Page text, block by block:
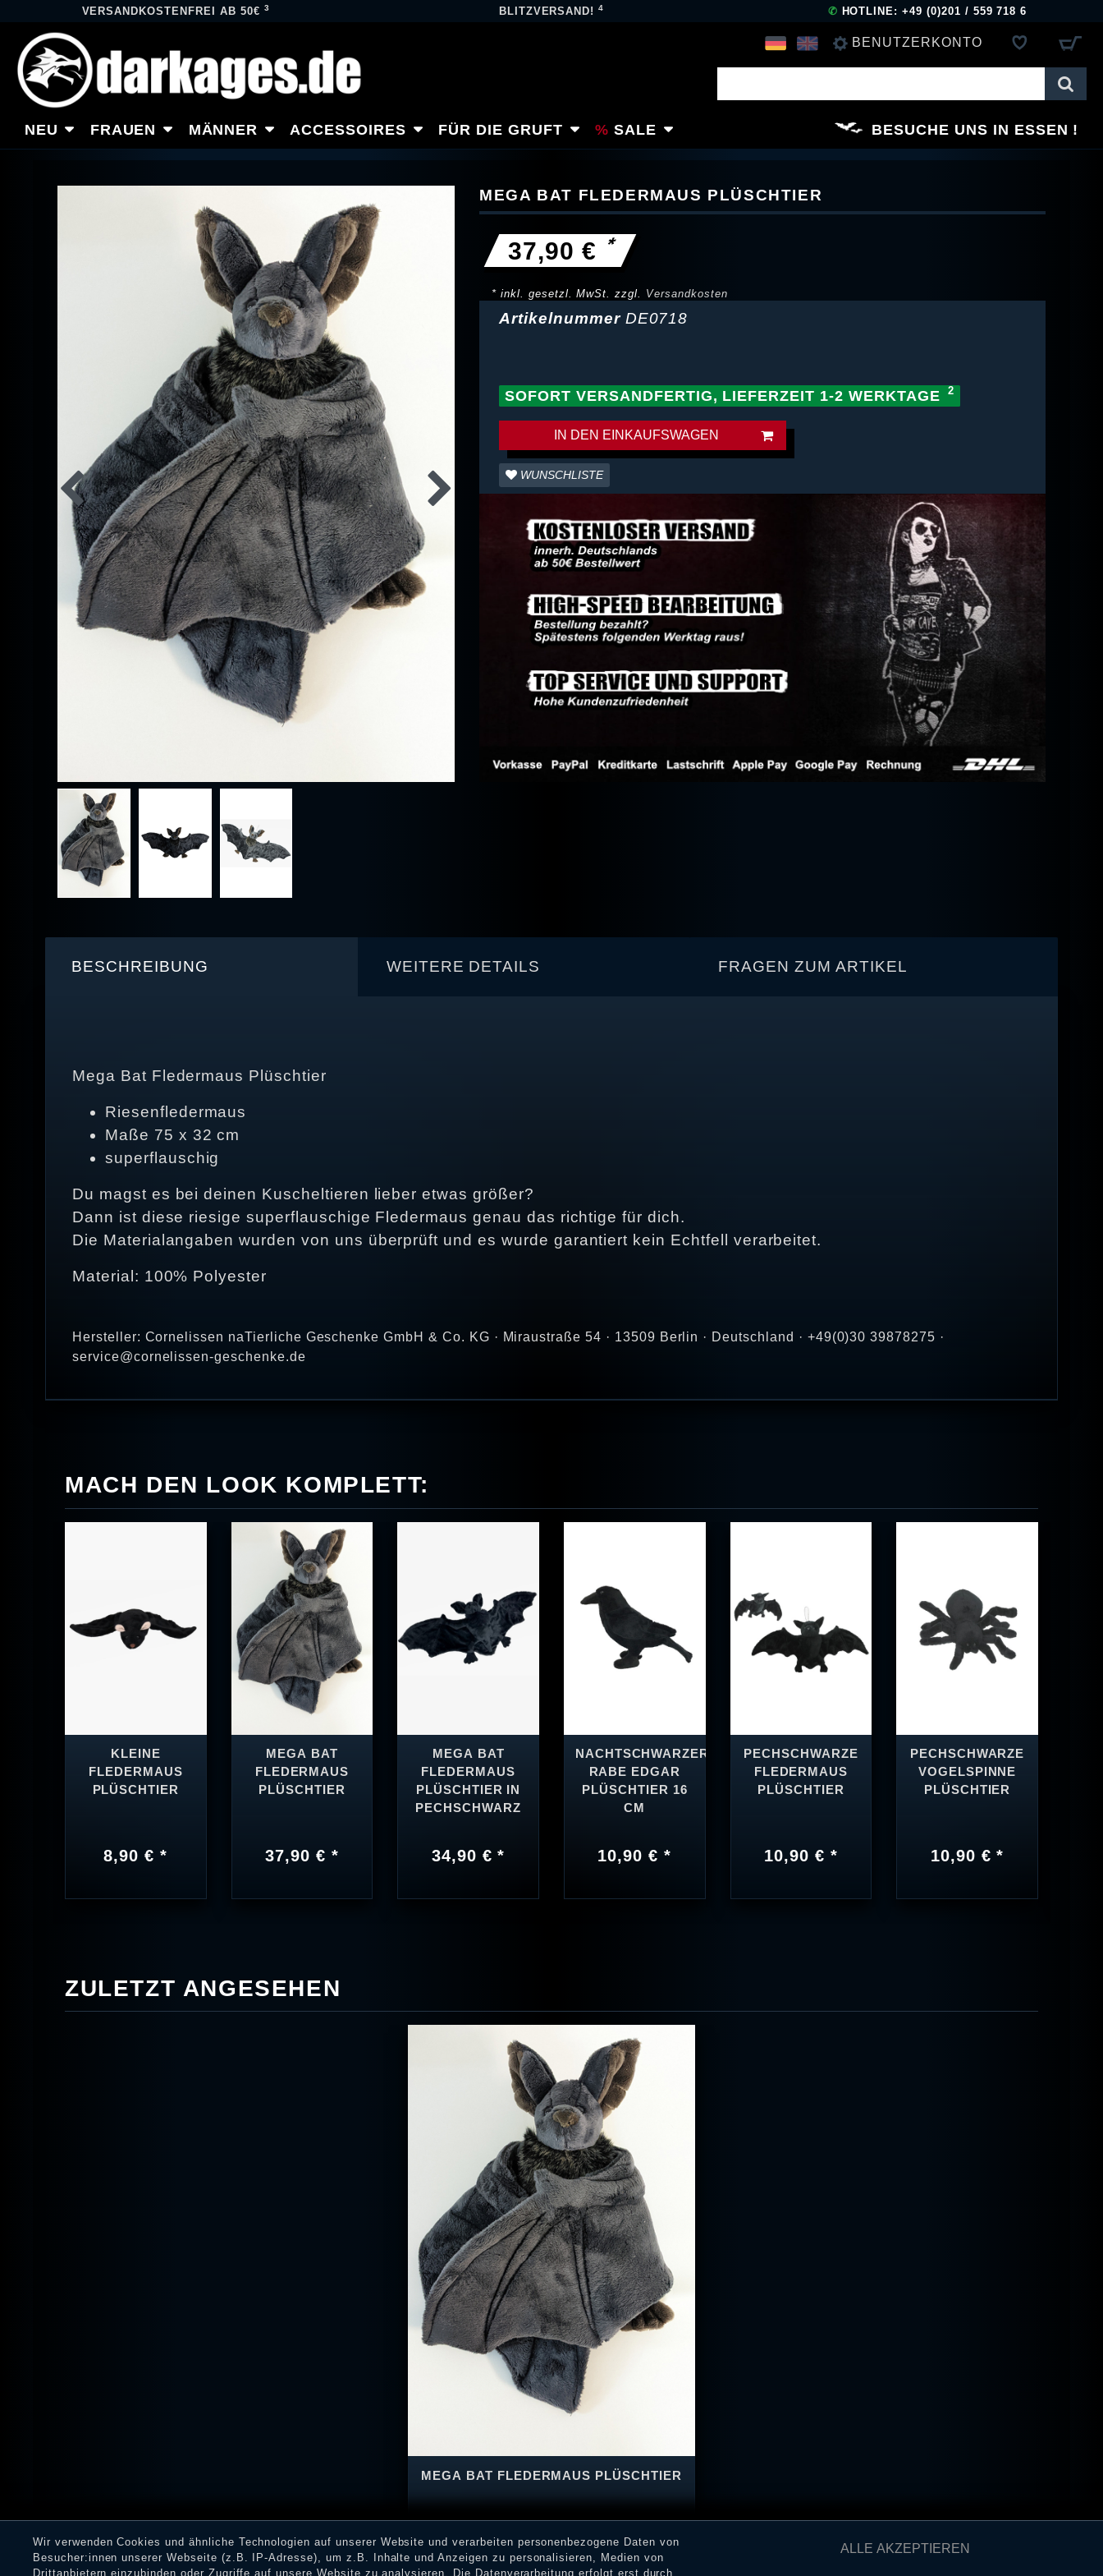
VERSANDKOSTENFREI AB 50€ 3 BLITZVERSAND!4 ✆ HOTLINE: +49 (0)201 / 559 718 6
BENUTZERKONTO
REGISTRIEREN
NEU FRAUEN MÄNNER ACCESSOIRES FÜR DIE GRUFT SALE BESUCHE UNS IN ESSEN
MEGA BAT FLEDERMAUS PLÜSCHTIER
37,90 € *
* inkl. gesetzl. MwSt. zzgl. Versandkosten
Artikelnummer DE0718
SOFORT VERSANDFERTIG, LIEFERZEIT 1-2 WERKTAGE
IN DEN EINKAUFSWAGEN
WUNSCHLISTE
BESCHREIBUNG WEITERE DETAILS FRAGEN ZUM ARTIKEL
Mega Bat Fledermaus Plüschtier
Riesenfledermaus
Maße 75 x 32 cm
superflauschig
Du magst es bei deinen Kuscheltieren lieber etwas größer?
Dann ist diese riesige superflauschige Fledermaus genau das richtige für dich.
Die Materialangaben wurden von uns überprüft und es wurde garantiert kein Echtfell verarbeitet.
Material: 100% Polyester
Hersteller: Cornelissen naTierliche Geschenke GmbH & Co. KG · Miraustraße 54 · 13509 Berlin · Deutschland · +49(0)30 39878275 ·
service@cornelissen-geschenke.de
MACH DEN LOOK KOMPLETT:
KLEINE
FLEDERMAUS
PLÜSCHTIER
8,90 € *
MEGA BAT
FLEDERMAUS
PLÜSCHTIER
37,90 € *
MEGA BAT
FLEDERMAUS
PLÜSCHTIER IN
PECHSCHWARZ
34,90 € *
NACHTSCHWARZER
RABE EDGAR
PLÜSCHTIER 16
CM
10,90 € *
PECHSCHWARZE
FLEDERMAUS
PLÜSCHTIER
10,90 € *
PECHSCHWARZE
VOGELSPINNE
PLÜSCHTIER
10,90 € *
ZULETZT ANGESEHEN
MEGA BAT FLEDERMAUS PLÜSCHTIER
Wir verwenden Cookies und ähnliche Technologien auf unserer Website und verarbeiten personenbezogene Daten von
Besucher:innen unserer Webseite (z.B. IP-Adresse), um z.B. Inhalte und Anzeigen zu personalisieren, Medien von
Drittanbietern einzubinden oder Zugriffe auf unsere Website zu analysieren. Die Datenverarbeitung erfolgt erst durch
ALLE AKZEPTIEREN